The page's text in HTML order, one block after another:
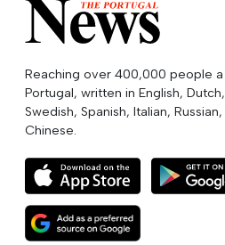
Reaching over 400,000 people
Portugal, written in English,
Swedish, Spanish, Italian,
Chinese.